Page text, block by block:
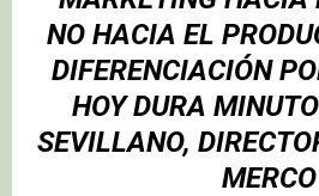
NO HACIA EL
DIFERENCIACIÓN
HOY DURA
SEVILLANO,
MERCO